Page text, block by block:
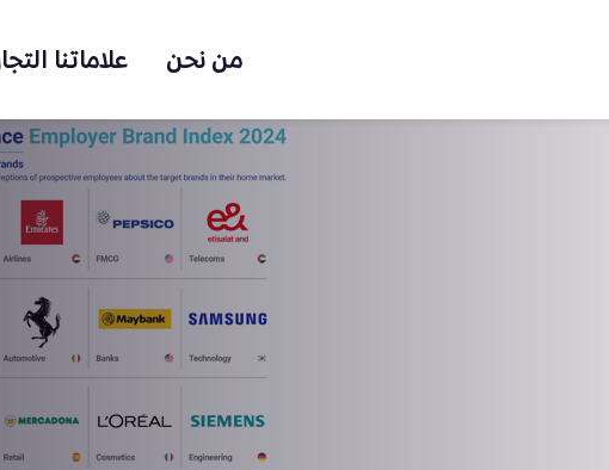
من نحن علاماتنا